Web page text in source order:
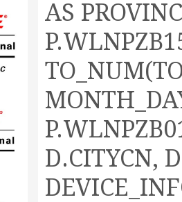
AS
D.CITYCN,